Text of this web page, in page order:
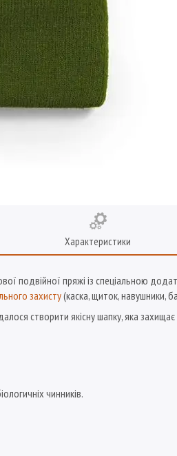
Характеристики
подвійної пряжі із спеціальною
захисту(каска, щиток, навушники,
створити якісну шапку, яка
чинників.